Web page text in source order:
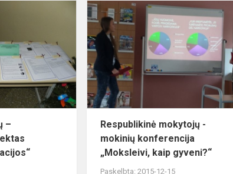
Integruotas
anglų
technologijų
projektas
„Kalėdinės
dekor...
–
Respublikinė mokytojų -
mokinių konferencija
„Moksleivi, kaip gyveni?“
Paskelbta: 2015-12-15